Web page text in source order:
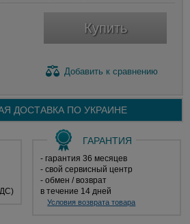
Купить
Добавить к сравнению
ДОСТАВКА ПО УКРАИНЕ
ГАРАНТИЯ
- гарантия 36 месяцев
- свой сервисный центр
- обмен / возврат
в течение 14 дней
Условия возврата товара